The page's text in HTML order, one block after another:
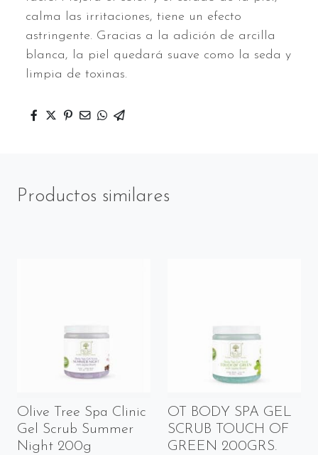
calma las irritaciones, tiene un efecto
astringente. Gracias a la adición de arcilla
blanca, la piel quedará suave como la seda y
limpia de toxinas.
Productos similares
Olive Tree Spa Clinic
Gel Scrub Summer
Night 200g
OT BODY SPA GEL
SCRUB TOUCH OF
GREEN 200GRS.